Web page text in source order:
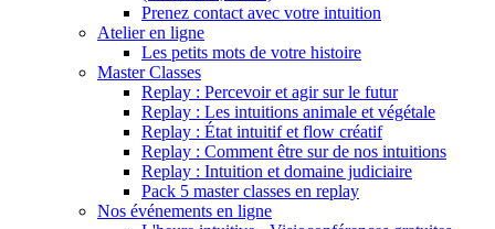
Prenez contact avec votre intuition
Atelier en ligne
Les petits mots de votre histoire
Master Classes
Replay : Percevoir et agir sur le futur
Replay : Les intuitions animale et végétale
Replay : État intuitif et flow créatif
Replay : Comment être sur de nos intuitions
Replay : Intuition et domaine judiciaire
Pack 5 master classes en replay
Nos événements en ligne